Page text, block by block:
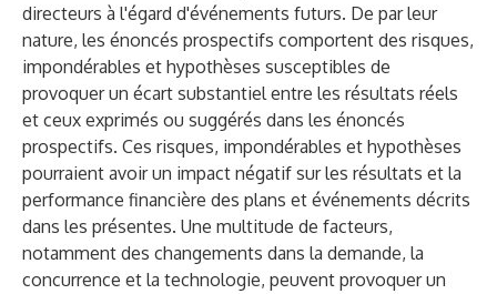
directeurs à l'égard d'événements futurs. De par leur
nature, les énoncés prospectifs comportent des risques,
impondérables et hypothèses susceptibles de
provoquer un écart substantiel entre les résultats réels
et ceux exprimés ou suggérés dans les énoncés
prospectifs. Ces risques, impondérables et hypothèses
pourraient avoir un impact négatif sur les résultats et la
performance financière des plans et événements décrits
dans les présentes. Une multitude de facteurs,
notamment des changements dans la demande, la
concurrence et la technologie, peuvent provoquer un